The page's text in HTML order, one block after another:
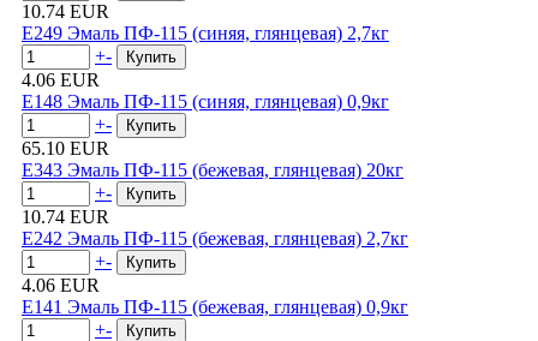
10.74 EUR
E249 Эмаль ПФ-115 (синяя, глянцевая) 2,7кг
+-
4.06 EUR
E148 Эмаль ПФ-115 (синяя, глянцевая) 0,9кг
+-
65.10 EUR
E343 Эмаль ПФ-115 (бежевая, глянцевая) 20кг
+-
10.74 EUR
E242 Эмаль ПФ-115 (бежевая, глянцевая) 2,7кг
+-
4.06 EUR
E141 Эмаль ПФ-115 (бежевая, глянцевая) 0,9кг
+-